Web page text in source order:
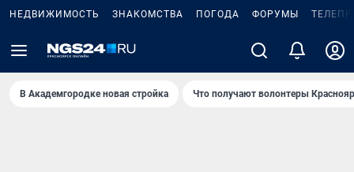
НЕДВИЖИМОСТЬ ЗНАКОМСТВА ПОГОДА ФОРУМЫ
В Академгородке новая стройка Что получают волонтеры